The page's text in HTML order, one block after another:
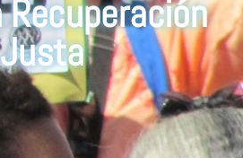
Justa